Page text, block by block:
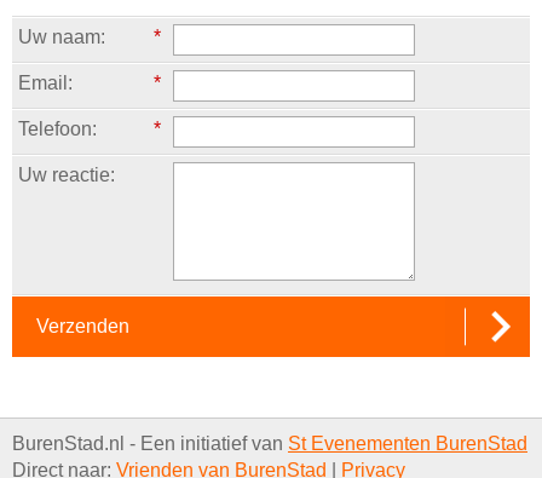
Uw naam: *
Email: *
Telefoon: *
Uw reactie:
Verzenden
BurenStad.nl - Een initiatief van St Evenementen BurenStad
Direct naar: Vrienden van BurenStad Privacy